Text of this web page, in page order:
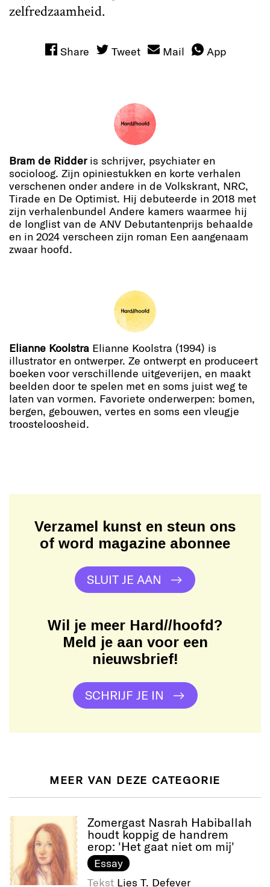
zelfredzaamheid.
Share Tweet Mail App
Bram de Ridderis schrijver, psychiater en
socioloog. Zijn opiniestukken en korte verhalen
verschenen onder andere in de Volkskrant, NRC,
Tirade en De Optimist. Hij debuteerde in 2018 met
zijn verhalenbundel Andere kamers waarmee hij
de longlist van de ANV Debutantenprijs behaalde
en in 2024 verscheen zijn roman Een aangenaam
zwaar hoofd.
Elianne Koolstra Elianne Koolstra (1994) is
illustrator en ontwerper. Ze ontwerpt en produceert
boeken voor verschillende uitgeverijen, en maakt
beelden door te spelen met en soms juist weg te
laten van vormen. Favoriete onderwerpen: bomen,
bergen, gebouwen, vertes en soms een vleugje
troosteloosheid.
Verzamel kunst en steun ons
of word magazine abonnee
SLUIT JE AAN
Wil je meer Hard//hoofd?
Meld je aan voor een
nieuwsbrief!
SCHRIJF JE IN
MEER VAN DEZE CATEGORIE
Zomergast Nasrah Habiballah
houdt koppig de handrem
erop: 'Het gaat niet om mij'
Essay
Tekst Lies T. Defever